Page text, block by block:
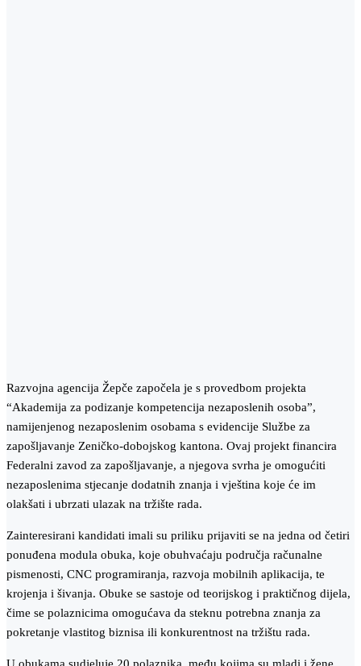
Razvojna agencija Žepče započela je s provedbom projekta
“Akademija za podizanje kompetencija nezaposlenih osoba”,
namijenjenog nezaposlenim osobama s evidencije Službe za
zapošljavanje Zeničko-dobojskog kantona. Ovaj projekt financira
Federalni zavod za zapošljavanje, a njegova svrha je omogućiti
nezaposlenima stjecanje dodatnih znanja i vještina koje će im
olakšati i ubrzati ulazak na tržište rada.
Zainteresirani kandidati imali su priliku prijaviti se na jedna od četiri
ponuđena modula obuka, koje obuhvaćaju područja računalne
pismenosti, CNC programiranja, razvoja mobilnih aplikacija, te
krojenja i šivanja. Obuke se sastoje od teorijskog i praktičnog dijela,
čime se polaznicima omogućava da steknu potrebna znanja za
pokretanje vlastitog biznisa ili konkurentnost na tržištu rada.